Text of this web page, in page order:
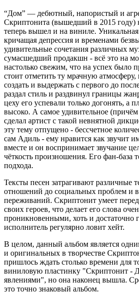
“Дом” — дебютный, напористый и
Скриптонита (вышедший в 2015 году)
теперь вышел и на виниле. Уникальная
кричащая депрессия и временами
удивительные сочетания различных
сумасшедший продакшн - всё это на
настолько свежим, что на успех было
стоит отметить ту мрачную атмосферу,
создать и выдержать с первого до
раздал стиль и раздвинул границы
цеху его успевали только догонять, а
высоко. А самое удивительное
сделал артист с такой невнятной
эту тему отпущено - бессчетное
сам Адиль - ему нравится как звучит
вместе и он воспринимает звучание
чёткость произношения. Его фан-база
подхода.
Тексты песен затрагивают различные
отношений до социальных проблем и
переживаний. Скриптонит умеет
своих героев, что делает его слова
проникновенными, хоть и достаточно
исполнитель регулярно ловит хейт.
В целом, данный альбом является
и оригинальных в творчестве
пришлось ждать столько времени для
виниловую пластинку "Скриптонит -
явлениями", но она наконец вышла.
это точно знаковый альбом.